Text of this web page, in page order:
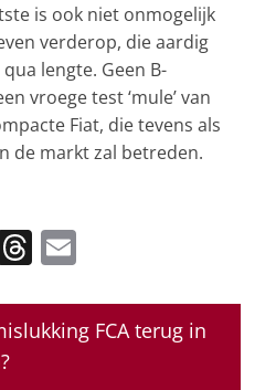
is ook niet onmogelijk
verderop, die aardig
lengte. Geen B-
vroege test ‘mule’ van
Fiat, die tevens als
de markt zal betreden.
T
re
a
ai
lFCA terug in